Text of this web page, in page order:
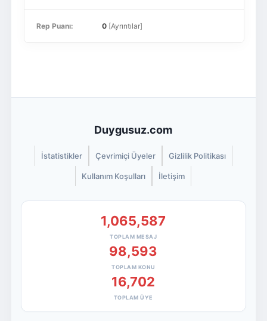
Rep Puanı: 0[Ayrıntılar]
Duygusuz.com
İstatistikler Çevrimiçi Üyeler Gizlilik Politikası
Kullanım Koşulları İletişim
1,065,587
TOPLAM MESAJ
98,593
TOPLAM KONU
16,702
TOPLAM ÜYE